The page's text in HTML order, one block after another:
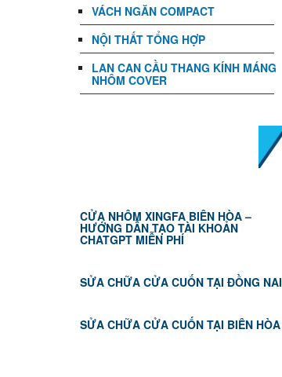
VÁCH NGĂN COMPACT
NỘI THẤT TỔNG HỢP
LAN CAN CẦU THANG KÍNH MÁNG
NHÔM COVER
CỬA NHÔM XINGFA BIÊN HÒA –
HƯỚNG DẪN TẠO TÀI KHOẢN
CHATGPT MIỄN PHÍ
SỬA CHỮA CỬA CUỐN TẠI ĐỒNG NAI
SỬA CHỮA CỬA CUỐN TẠI BIÊN HÒA